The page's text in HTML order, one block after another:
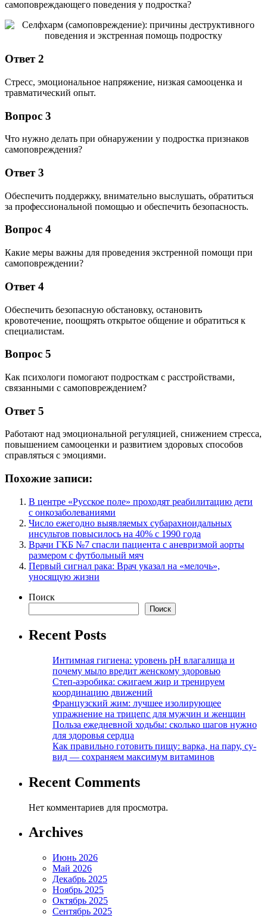
самоповреждающего поведения у подростка?
Ответ 2
Стресс, эмоциональное напряжение, низкая самооценка и
травматический опыт.
Вопрос 3
Что нужно делать при обнаружении у подростка признаков
самоповреждения?
Ответ 3
Обеспечить поддержку, внимательно выслушать, обратиться
за профессиональной помощью и обеспечить безопасность.
Вопрос 4
Какие меры важны для проведения экстренной помощи при
самоповреждении?
Ответ 4
Обеспечить безопасную обстановку, остановить
кровотечение, поощрять открытое общение и обратиться к
специалистам.
Вопрос 5
Как психологи помогают подросткам с расстройствами,
связанными с самоповреждением?
Ответ 5
Работают над эмоциональной регуляцией, снижением стресса,
повышением самооценки и развитием здоровых способов
справляться с эмоциями.
Похожие записи:
В центре «Русское поле» проходят реабилитацию дети
с онкозаболеваниями
Число ежегодно выявляемых субарахноидальных
инсультов повысилось на 40% с 1990 года
Врачи ГКБ №7 спасли пациента с аневризмой аорты
размером с футбольный мяч
Первый сигнал рака: Врач указал на «мелочь»,
уносящую жизни
Поиск
Поиск
Recent Posts
Интимная гигиена: уровень pH влагалища и
почему мыло вредит женскому здоровью
Степ-аэробика: сжигаем жир и тренируем
координацию движений
Французский жим: лучшее изолирующее
упражнение на трицепс для мужчин и женщин
Польза ежедневной ходьбы: сколько шагов нужно
для здоровья сердца
Как правильно готовить пищу: варка, на пару, су-
вид — сохраняем максимум витаминов
Recent Comments
Нет комментариев для просмотра.
Archives
Июнь 2026
Май 2026
Декабрь 2025
Ноябрь 2025
Октябрь 2025
Сентябрь 2025